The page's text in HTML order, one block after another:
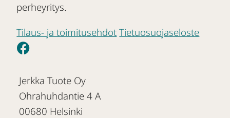
perheyritys.
Tilaus- ja toimitusehdot Tietuosuojaseloste
Jerkka Tuote Oy
Ohrahuhdantie 4 A
00680 Helsinki